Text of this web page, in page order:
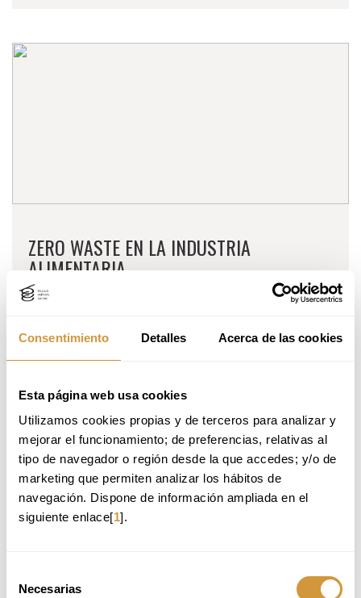
Consentimiento Detalles Acerca de las cookies
Esta página web usa cookies
Utilizamos cookies propias y de terceros para analizar y
mejorar el funcionamiento; de preferencias, relativas al
tipo de navegador o región desde la que accedes; y/o de
marketing que permiten analizar los hábitos de
navegación. Dispone de información ampliada en el
siguiente enlace[1].
Necesarias
ZERO WASTE EN LA INDUSTRIA
ALIMENTARIA
MORE INFORMATION